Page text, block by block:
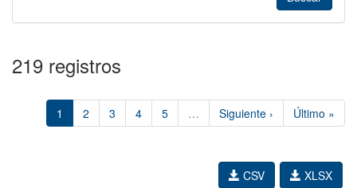
219 registros
1 2 3 4 5 … Siguiente › Último »
XLSX
CSV